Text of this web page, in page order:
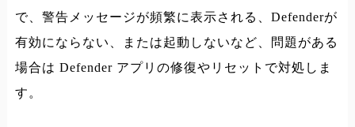
で、警告メッセージが頻繁に表示される、Defenderが
有効にならない、または起動しないなど、問題がある
場合は Defender アプリの修復やリセットで対処しま
す。